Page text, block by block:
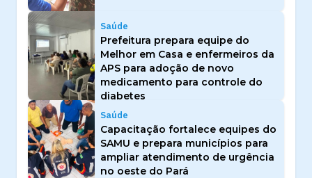
Saúde
Prefeitura prepara equipe do
Melhor em Casa e enfermeiros da
APS para adoção de novo
medicamento para controle do
diabetes
Saúde
Capacitação fortalece equipes do
SAMU e prepara municípios para
ampliar atendimento de urgência
no oeste do Pará